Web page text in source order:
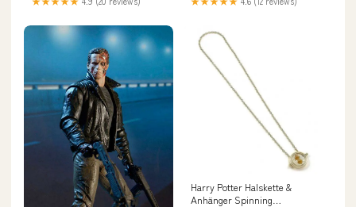
Harry Potter Halskette &
Anhänger Spinning